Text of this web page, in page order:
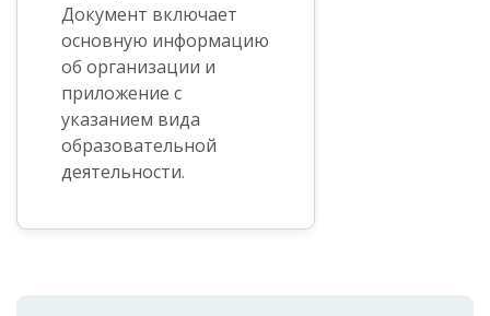
Документ включает
основную информацию
об организации и
приложение с
указанием вида
образовательной
деятельности.